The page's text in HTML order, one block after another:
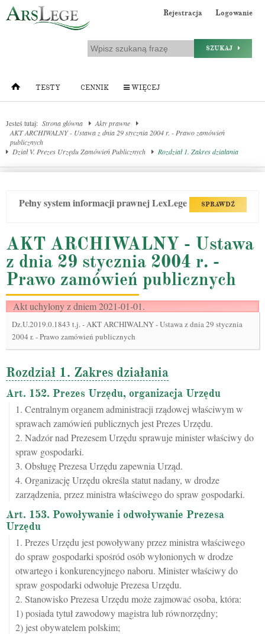
Rejestracja Logowanie
SZUKAJ
TESTY CENNIK WIĘCEJ
Jesteś tutaj: Strona główna
Akty prawne
AKT ARCHIWALNY - Ustawa z dnia 29 stycznia 2004 r. - Prawo zamówień
publicznych
Dział V. Prezes Urzędu Zamówień Publicznych
Rozdział 1. Zakres działania
Pełny system informacji prawnej LexLege SPRAWDŹ
AKT ARCHIWALNY - Ustawa
z dnia 29 stycznia 2004 r. -
Prawo zamówień publicznych
Akt uchylony z dniem 2021-01-01.
Dz.U.2019.0.1843 t.j.-AKT ARCHIWALNY - Ustawa z dnia 29 stycznia
2004 r. - Prawo zamówień publicznych
Rozdział 1. Zakres działania
Art. 152. Prezes Urzędu, organizacja Urzędu
1. Centralnym organem administracji rządowej właściwym w
sprawach zamówień publicznych jest Prezes Urzędu.
2. Nadzór nad Prezesem Urzędu sprawuje minister właściwy do
spraw gospodarki.
3. Obsługę Prezesa Urzędu zapewnia Urząd.
4. Organizację Urzędu określa statut nadany, w drodze
zarządzenia, przez ministra właściwego do spraw gospodarki.
Art. 153. Powoływanie i odwoływanie Prezesa
Urzędu
1. Prezes Urzędu jest powoływany przez ministra właściwego
do spraw gospodarki spośród osób wyłonionych w drodze
otwartego i konkurencyjnego naboru. Minister właściwy do
spraw gospodarki odwołuje Prezesa Urzędu.
2. Stanowisko Prezesa Urzędu może zajmować osoba, która:
1) posiada tytuł zawodowy magistra lub równorzędny;
2) jest obywatelem polskim;